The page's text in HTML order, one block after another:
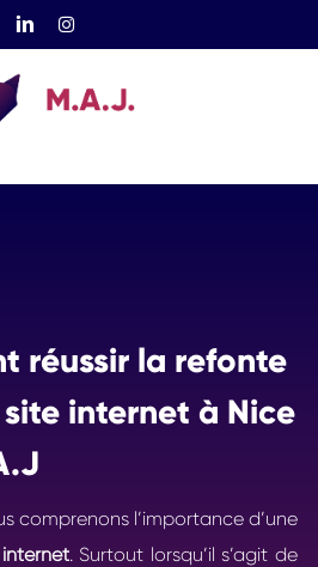
réussir la refonte
internet à Nice
comprenons l’importance d’une
. Surtout lorsqu’il s’agit de